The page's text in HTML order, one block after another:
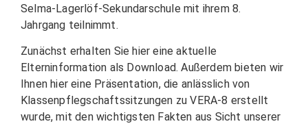
Selma-Lagerlöf-Sekundarschule mit ihrem 8.
Jahrgang teilnimmt.
Zunächst erhalten Sie hier eine aktuelle
Elterninformation als Download. Außerdem bieten wir
Ihnen hier eine Präsentation, die anlässlich von
Klassenpflegschaftssitzungen zu VERA-8 erstellt
wurde, mit den wichtigsten Fakten aus Sicht unserer